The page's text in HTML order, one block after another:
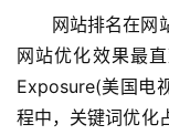
网站排名在网
网站优化效果最
Exposure(美国电
程中，关键词优化